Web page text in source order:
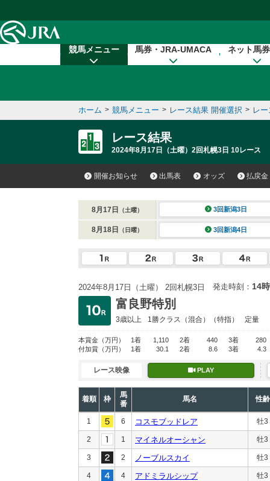
競馬メニュー 馬券・JRA-UMACA ネット馬
ホーム > 競馬メニュー > レース結果 開催選択 > レ
レース結果
2024年8月17日（土曜）2回札幌3日 10レース
開催お知らせ 出馬表 オッズ 払戻金
8月17日 （土曜） 3回新潟3日
8月18日 （日曜） 3回新潟4日
2024年8月17日（土曜） 2回札幌3日 発走時刻： 14
富良野特別
3歳以上 1勝クラス （混合）（特指） 定量
本賞金 （万円） 1着 1,110 2着 440 3着
280
付加賞 （万円） 1着 30.1 2着 8.6 3着 4.3
レース映像 PLAY
着順 枠
馬
番
馬名 性齢
1 6 コスモブッドレア 牡3
2 1 マイネルオーシャン 牡3
3 2 ノーブルスカイ 牡3
4 4 アドミラルシップ 牡3